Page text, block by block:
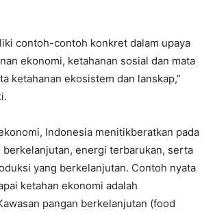
contoh-contoh konkret dalam upaya
ekonomi, ketahanan sosial dan mata
ketahanan ekosistem dan lanskap,”
Indonesia menitikberatkan pada
energi terbarukan, serta
yang berkelanjutan. Contoh nyata
ketahan ekonomi adalah
pangan berkelanjutan (food